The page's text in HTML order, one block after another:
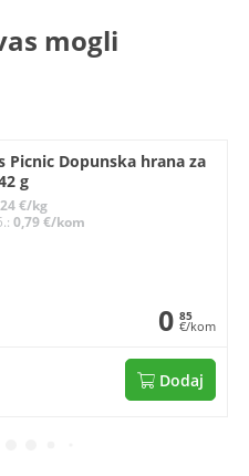
mogli
Picnic Dopunska hrana za
g
€/kg
0,79 €/kom
0 85
€/kom
Dodaj